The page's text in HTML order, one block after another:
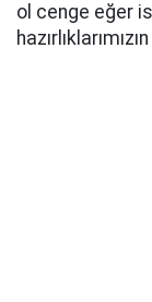
ol cenge eğer